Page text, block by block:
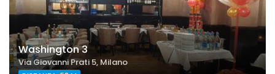
Washington 3
Via Giovanni Prati 5, Milano